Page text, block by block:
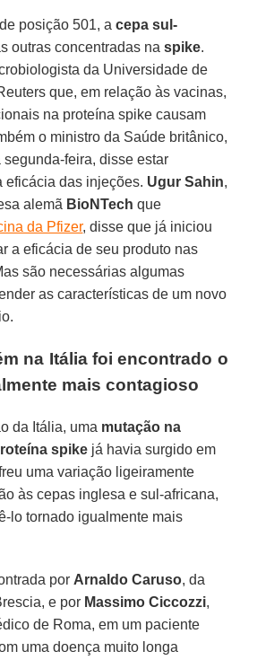
posição 501, acepa sul-
outras concentradas naspike.
da Universidade de
que, em relação às vacinas,
na proteína spike causam
o ministro da Saúde britânico,
segunda-feira, disse estar
eficácia das injeções. Ugur Sahin,
alemã BioNTech que
da Pfizer, disse que já iniciou
a eficácia de seu produto nas
são necessárias algumas
as características de um novo
na Itália foi encontrado o
mais contagioso
da Itália, uma mutação na
spike já havia surgido em
uma variação ligeiramente
às cepas inglesa e sul-africana,
lo tornado igualmente mais
por Arnaldo Caruso, da
e por Massimo Ciccozzi,
de Roma, em um paciente
uma doença muito longa